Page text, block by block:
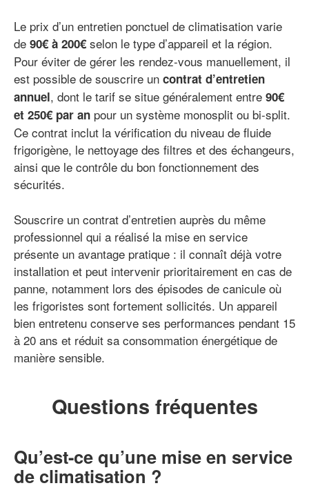
Le prix d’un entretien ponctuel de climatisation varie
de 90€ à 200€ selon le type d’appareil et la région.
Pour éviter de gérer les rendez-vous manuellement, il
est possible de souscrire un contrat d’entretien
annuel, dont le tarif se situe généralement entre 90€
et 250€ par an pour un système monosplit ou bi-split.
Ce contrat inclut la vérification du niveau de fluide
frigorigène, le nettoyage des filtres et des échangeurs,
ainsi que le contrôle du bon fonctionnement des
sécurités.
Souscrire un contrat d’entretien auprès du même
professionnel qui a réalisé la mise en service
présente un avantage pratique : il connaît déjà votre
installation et peut intervenir prioritairement en cas de
panne, notamment lors des épisodes de canicule où
les frigoristes sont fortement sollicités. Un appareil
bien entretenu conserve ses performances pendant 15
à 20 ans et réduit sa consommation énergétique de
manière sensible.
Questions fréquentes
Qu’est-ce qu’une mise en service
de climatisation ?